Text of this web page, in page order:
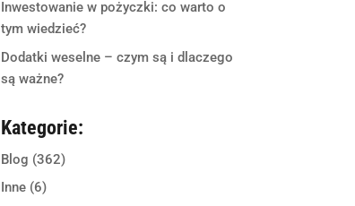
Inwestowanie w pożyczki: co warto o
tym wiedzieć?
Dodatki weselne – czym są i dlaczego
są ważne?
Kategorie:
Blog (362)
Inne (6)